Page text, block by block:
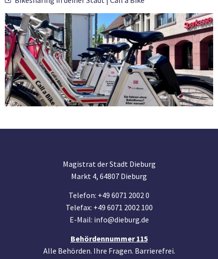
Magistrat der Stadt Dieburg
Markt 4, 64807 Dieburg
Telefon: +49 6071 2002 0
Telefax: +49 6071 2002 100
E-Mail: info@dieburg.de
Behördennummer 115
Alle Behörden. Ihre Fragen. Barrierefrei.